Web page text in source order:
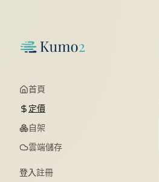
首頁
定價
自架
雲端儲存
登入註冊